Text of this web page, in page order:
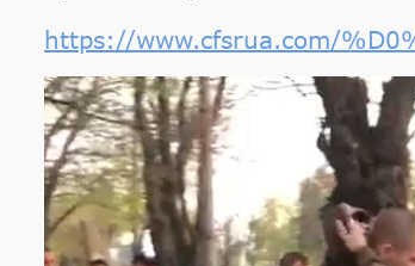
https://www.cfsrua.com/